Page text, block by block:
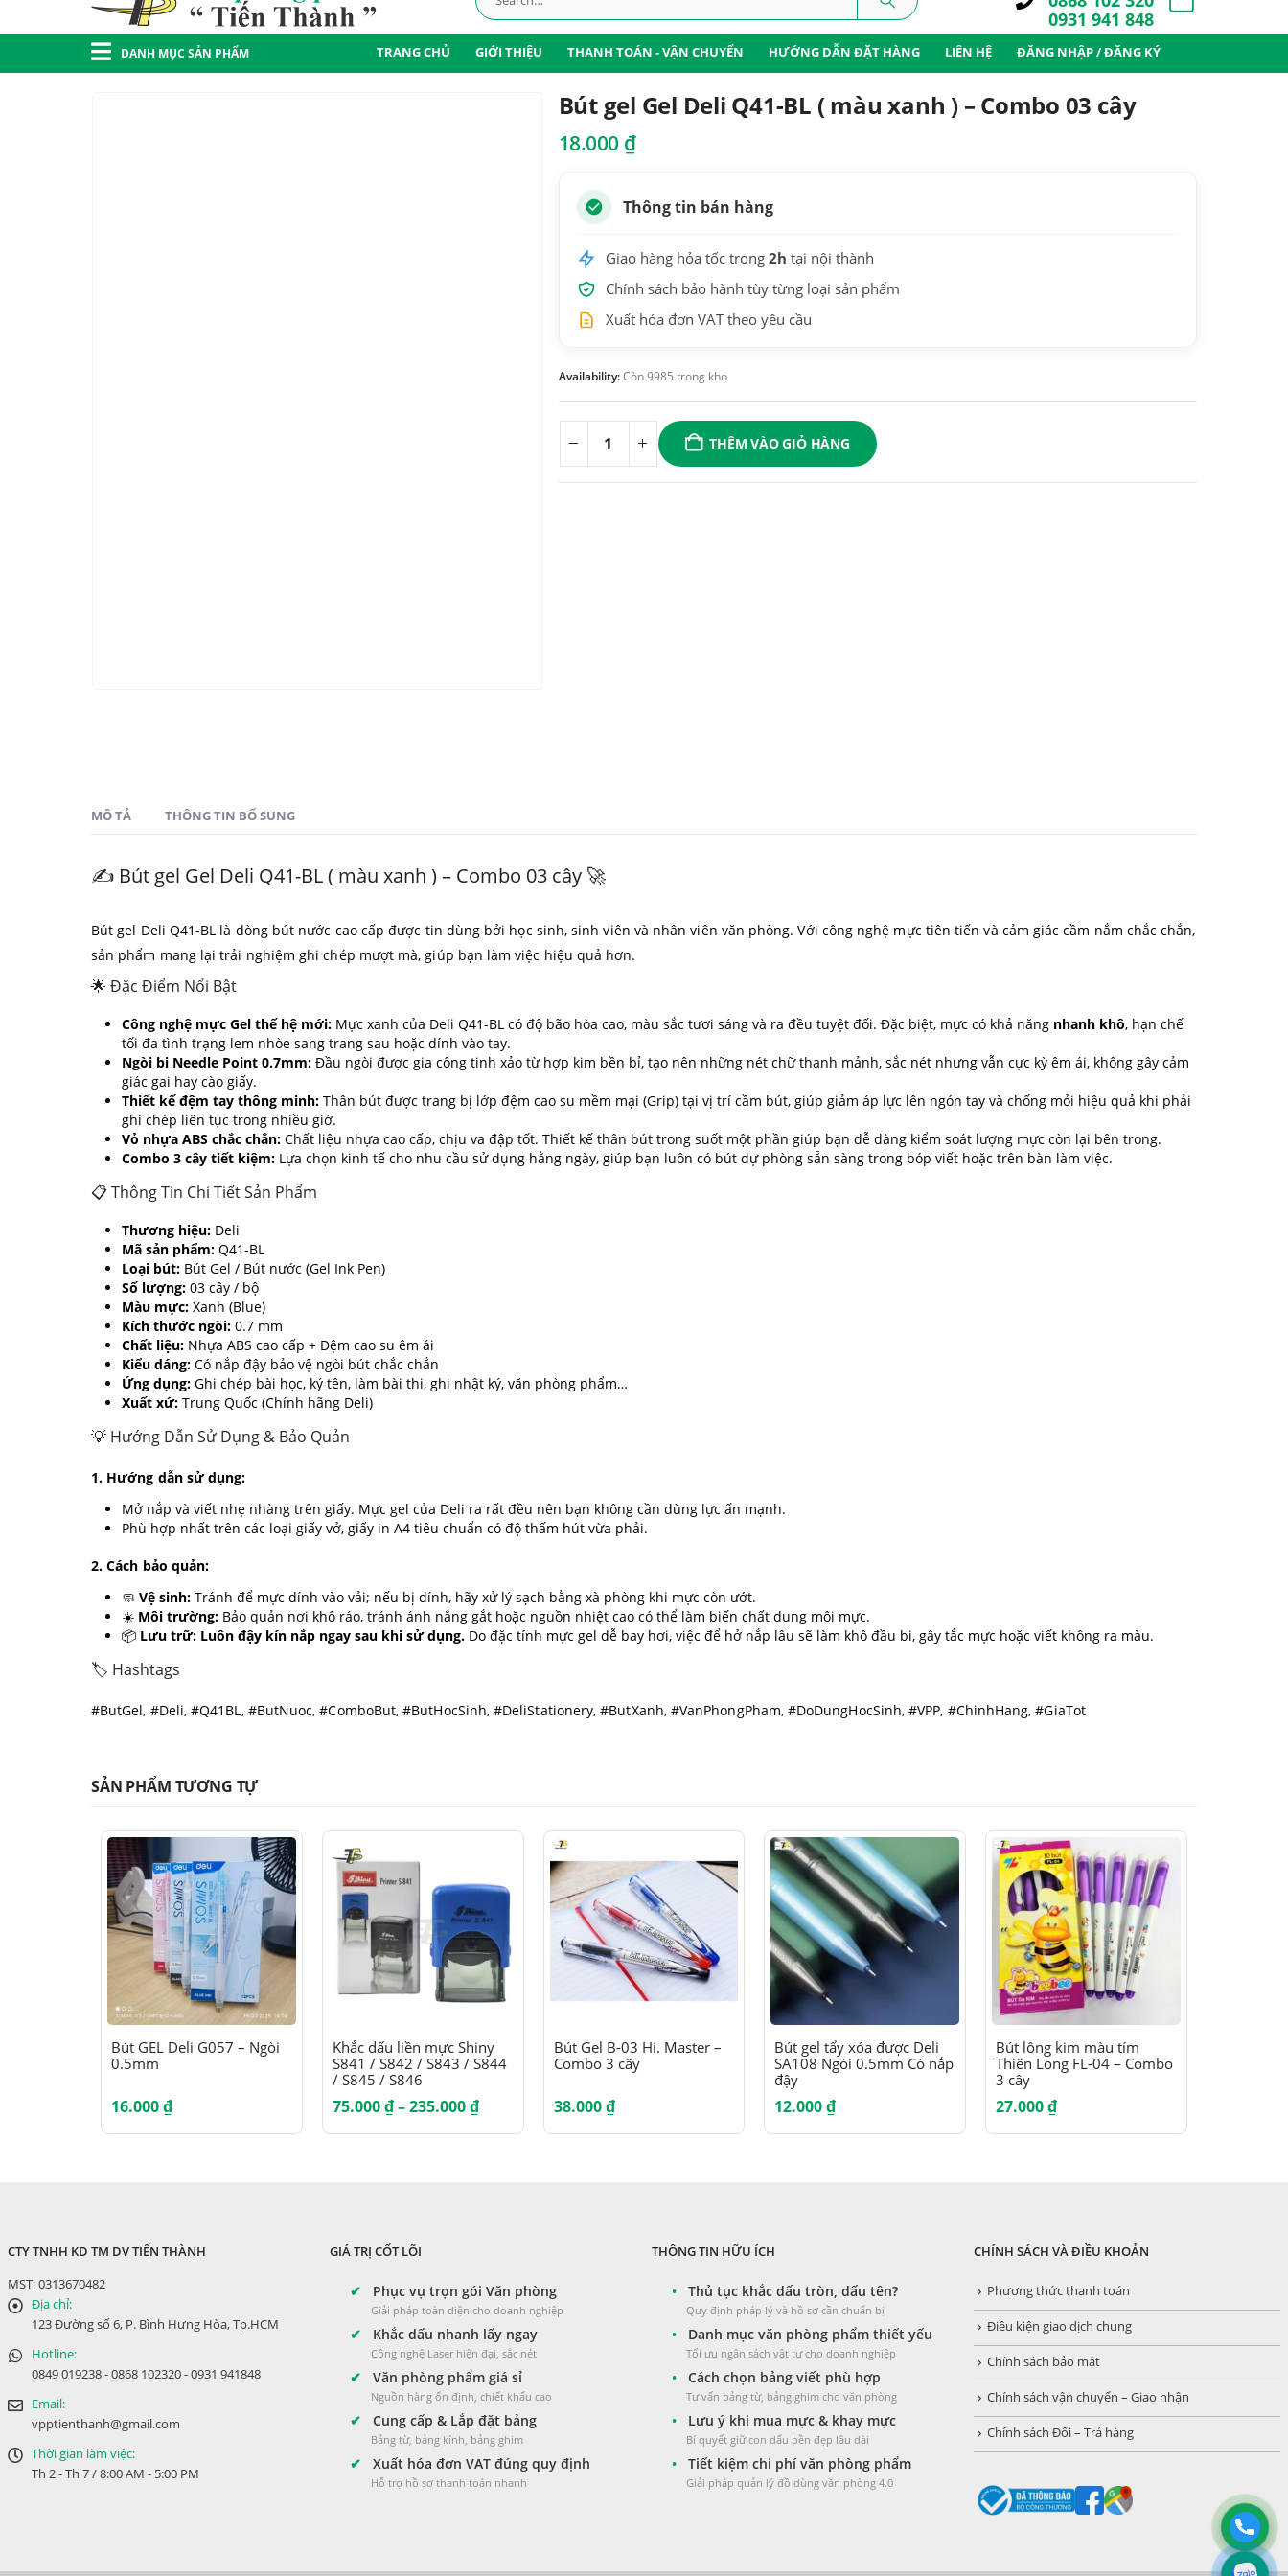
0931 941 848
DANH MỤC SẢN PHẨM TRANG CHỦ GIỚI THIỆU THANH TOÁN - VẬN CHUYỂN HƯỚNG DẪN ĐẶT HÀNG LIÊN HỆ ĐĂNG NHẬP / ĐĂNG KÝ
Bút gel Gel Deli Q41-BL ( màu xanh ) – Combo 03 cây
18.000 ₫
Thông tin bán hàng
Giao hàng hỏa tốc trong 2h tại nội thành
Chính sách bảo hành tùy từng loại sản phẩm
Xuất hóa đơn VAT theo yêu cầu
Availability:Còn 9985 trong kho
THÊM VÀO GIỎ HÀNG
MÔ TẢ THÔNG TIN BỔ SUNG
✍️ Bút gel Gel Deli Q41-BL ( màu xanh ) – Combo 03 cây 🚀
Bút gel Deli Q41-BL là dòng bút nước cao cấp được tin dùng bởi học sinh, sinh viên và nhân viên văn phòng. Với công nghệ mực tiên tiến và cảm giác cầm nắm chắc chắn,
sản phẩm mang lại trải nghiệm ghi chép mượt mà, giúp bạn làm việc hiệu quả hơn.
🌟 Đặc Điểm Nổi Bật
Công nghệ mực Gel thế hệ mới: Mực xanh của Deli Q41-BL có độ bão hòa cao, màu sắc tươi sáng và ra đều tuyệt đối. Đặc biệt, mực có khả năng nhanh khô, hạn chế
tối đa tình trạng lem nhòe sang trang sau hoặc dính vào tay.
Ngòi bi Needle Point 0.7mm: Đầu ngòi được gia công tinh xảo từ hợp kim bền bỉ, tạo nên những nét chữ thanh mảnh, sắc nét nhưng vẫn cực kỳ êm ái, không gây cảm
giác gai hay cào giấy.
Thiết kế đệm tay thông minh: Thân bút được trang bị lớp đệm cao su mềm mại (Grip) tại vị trí cầm bút, giúp giảm áp lực lên ngón tay và chống mỏi hiệu quả khi phải
ghi chép liên tục trong nhiều giờ.
Vỏ nhựa ABS chắc chắn: Chất liệu nhựa cao cấp, chịu va đập tốt. Thiết kế thân bút trong suốt một phần giúp bạn dễ dàng kiểm soát lượng mực còn lại bên trong.
Combo 3 cây tiết kiệm: Lựa chọn kinh tế cho nhu cầu sử dụng hằng ngày, giúp bạn luôn có bút dự phòng sẵn sàng trong bóp viết hoặc trên bàn làm việc.
📋 Thông Tin Chi Tiết Sản Phẩm
Thương hiệu: Deli
Mã sản phẩm: Q41-BL
Loại bút: Bút Gel / Bút nước (Gel Ink Pen)
Số lượng: 03 cây / bộ
Màu mực: Xanh (Blue)
Kích thước ngòi: 0.7 mm
Chất liệu: Nhựa ABS cao cấp + Đệm cao su êm ái
Kiểu dáng: Có nắp đậy bảo vệ ngòi bút chắc chắn
Ứng dụng: Ghi chép bài học, ký tên, làm bài thi, ghi nhật ký, văn phòng phẩm…
Xuất xứ: Trung Quốc (Chính hãng Deli)
💡 Hướng Dẫn Sử Dụng & Bảo Quản
1. Hướng dẫn sử dụng:
Mở nắp và viết nhẹ nhàng trên giấy. Mực gel của Deli ra rất đều nên bạn không cần dùng lực ấn mạnh.
Phù hợp nhất trên các loại giấy vở, giấy in A4 tiêu chuẩn có độ thấm hút vừa phải.
2. Cách bảo quản:
🧼 Vệ sinh: Tránh để mực dính vào vải; nếu bị dính, hãy xử lý sạch bằng xà phòng khi mực còn ướt.
☀️ Môi trường: Bảo quản nơi khô ráo, tránh ánh nắng gắt hoặc nguồn nhiệt cao có thể làm biến chất dung môi mực.
📦 Lưu trữ: Luôn đậy kín nắp ngay sau khi sử dụng. Do đặc tính mực gel dễ bay hơi, việc để hở nắp lâu sẽ làm khô đầu bi, gây tắc mực hoặc viết không ra màu.
🏷️ Hashtags
#ButGel, #Deli, #Q41BL, #ButNuoc, #ComboBut, #ButHocSinh, #DeliStationery, #ButXanh, #VanPhongPham, #DoDungHocSinh, #VPP, #ChinhHang, #GiaTot
SẢN PHẨM TƯƠNG TỰ
Sản phẩm này có nhiều biến thể. Các tùy chọn có thể được chọn trên trang sản phẩm
Bút GEL Deli G057 – Ngòi
0.5mm
16.000₫
Khắc dấu liền mực Shiny
S841 / S842 / S843 / S844
/ S845 / S846
75.000₫–235.000₫Khoảng
giá:
từ
Bút Gel B-03 Hi. Master –
Combo 3 cây
38.000₫
Sản phẩm này có nhiều biến thể. Các tùy chọn có thể được chọn trên trang sản phẩm
Bút gel tẩy xóa được Deli
SA108 Ngòi 0.5mm Có nắp
đậy
12.000₫
Bút lông kim màu tím
Thiên Long FL-04 – Combo
3 cây
27.000₫
CTY TNHH KD TM DV TIẾN THÀNH
MST: 0313670482
Địa chỉ:
123 Đường số 6, P. Bình Hưng Hòa, Tp.HCM
Hotline:
0849 019238 - 0868 102320 - 0931 941848
Email:
vpptienthanh@gmail.com
Thời gian làm việc:
Th 2 - Th 7 / 8:00 AM - 5:00 PM
GIÁ TRỊ CỐT LÕI
✔ Phục vụ trọn gói Văn phòng
Giải pháp toàn diện cho doanh nghiệp
✔ Khắc dấu nhanh lấy ngay
Công nghệ Laser hiện đại, sắc nét
✔ Văn phòng phẩm giá sỉ
Nguồn hàng ổn định, chiết khấu cao
✔ Cung cấp & Lắp đặt bảng
Bảng từ, bảng kính, bảng ghim
✔ Xuất hóa đơn VAT đúng quy định
Hỗ trợ hồ sơ thanh toán nhanh
THÔNG TIN HỮU ÍCH
• Thủ tục khắc dấu tròn, dấu tên?
Quy định pháp lý và hồ sơ cần chuẩn bị
• Danh mục văn phòng phẩm thiết yếu
Tối ưu ngân sách vật tư cho doanh nghiệp
• Cách chọn bảng viết phù hợp
Tư vấn bảng từ, bảng ghim cho văn phòng
• Lưu ý khi mua mực & khay mực
Bí quyết giữ con dấu bền đẹp lâu dài
• Tiết kiệm chi phí văn phòng phẩm
Giải pháp quản lý đồ dùng văn phòng 4.0
CHÍNH SÁCH VÀ ĐIỀU KHOẢN
Phương thức thanh toán
Điều kiện giao dịch chung
Chính sách bảo mật
Chính sách vận chuyển – Giao nhận
Chính sách Đổi – Trả hàng